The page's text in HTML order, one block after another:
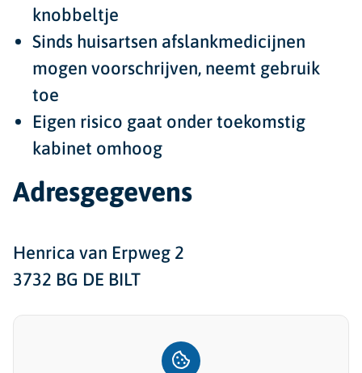
knobbeltje
Sinds huisartsen afslankmedicijnen
mogen voorschrijven, neemt gebruik
toe
Eigen risico gaat onder toekomstig
kabinet omhoog
Adresgegevens
Henrica van Erpweg 2
3732 BG DE BILT